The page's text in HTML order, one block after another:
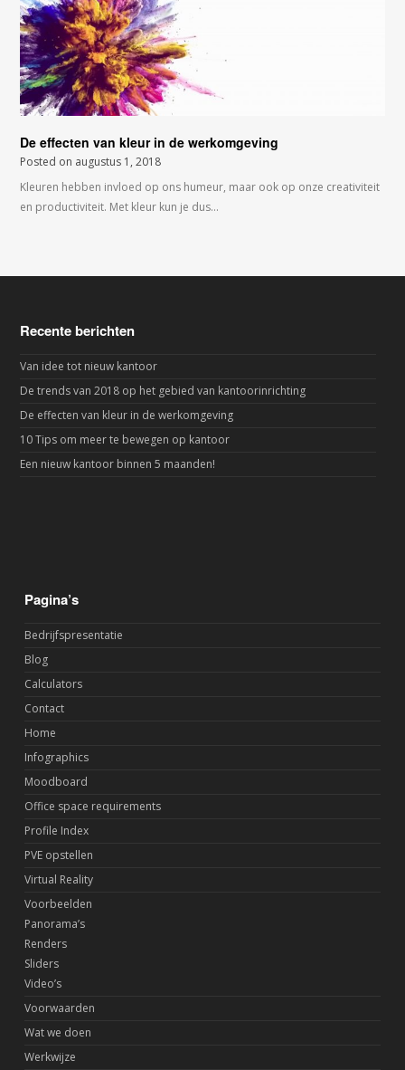
De effecten van kleur in de werkomgeving
Posted on augustus 1, 2018
Kleuren hebben invloed op ons humeur, maar ook op onze creativiteit
en productiviteit. Met kleur kun je dus…
Recente berichten
Van idee tot nieuw kantoor
De trends van 2018 op het gebied van kantoorinrichting
De effecten van kleur in de werkomgeving
10 Tips om meer te bewegen op kantoor
Een nieuw kantoor binnen 5 maanden!
Pagina’s
Bedrijfspresentatie
Blog
Calculators
Contact
Home
Infographics
Moodboard
Office space requirements
Profile Index
PVE opstellen
Virtual Reality
Voorbeelden
Panorama’s
Renders
Sliders
Video’s
Voorwaarden
Wat we doen
Werkwijze